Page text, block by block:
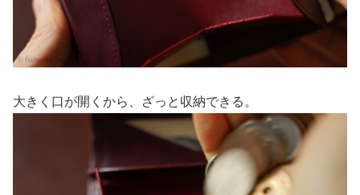
大きく口が開くから、ざっと収納できる。